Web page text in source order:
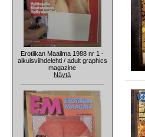
Erotiikan Maailma 1988 nr 1 -
aikuisviihdelehti / adult graphics
magazine
Näytä